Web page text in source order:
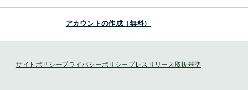
アカウントの作成（無料）
サイトポリシープライバシーポリシー プレスリリース取扱基準